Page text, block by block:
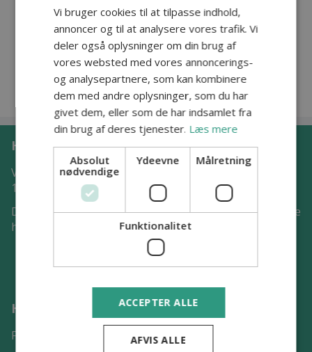
42 70 10 07
Skriv e-mail
Hvem er vi
Vi er en foreningen som blev stiftet den 27. januar
1947.
Du kan læse hele foreningens historie ved at klikke lige
her på teksten.
Hvad kan vi tilbyde
Forside
Vi bruger cookies til at tilpasse indhold,
annoncer og til at analysere vores trafik. Vi
deler også oplysninger om din brug af
vores websted med vores annoncerings-
og analysepartnere, som kan kombinere
dem med andre oplysninger, som du har
givet dem, eller som de har indsamlet fra
din brug af deres tjenester. Læs mere
Absolut
nødvendige
Ydeevne Målretning
Funktionalitet
ACCEPTER ALLE
AFVIS ALLE